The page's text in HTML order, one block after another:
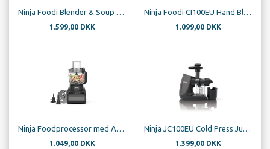
Ninja Foodi Blender & Soup Maker HB150EU
1.599,00 DKK
Ninja Foodi CI100EU Hand Blender, Mixer & Chopper3-in-1 850W
1.099,00 DKK
Ninja Foodprocessor med Auto-IQ BN650EU
1.049,00 DKK
Ninja JC100EU Cold Press Juicer
1.399,00 DKK